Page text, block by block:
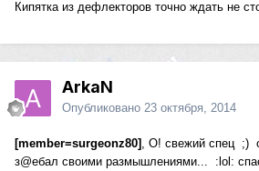
Кипятка из дефлекторов точно ждать не
ArkaN
Опубликовано 23 октября, 2014
[member=surgeonz80] , О! свежий спец ;)
з@ебал своими размышлениями... :lol: